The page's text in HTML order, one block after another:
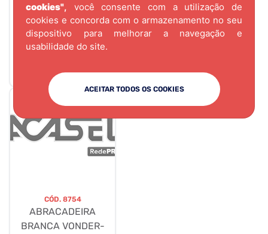
cookies", você consente com a utilização de
cookies e concorda com o armazenamento no seu
dispositivo para melhorar a navegação e
usabilidade do site.
ACEITAR TODOS OS COOKIES
CÓD. 3245
PERFIL DES-147
PARA VIDRO
CÓD. 8754
ABRACADEIRA
BRANCA VONDER-